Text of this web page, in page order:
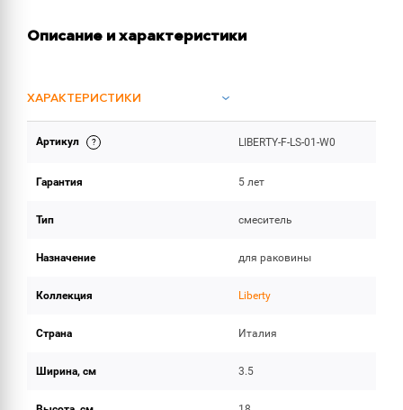
Описание и характеристики
ХАРАКТЕРИСТИКИ
ОБЪЕМ ПОСТАВКИ
Артикул LIBERTY-F-LS-01-W0
Гарантия 5 лет
Тип смеситель
Назначение для раковины
Коллекция Liberty
Страна Италия
Ширина, см 3.5